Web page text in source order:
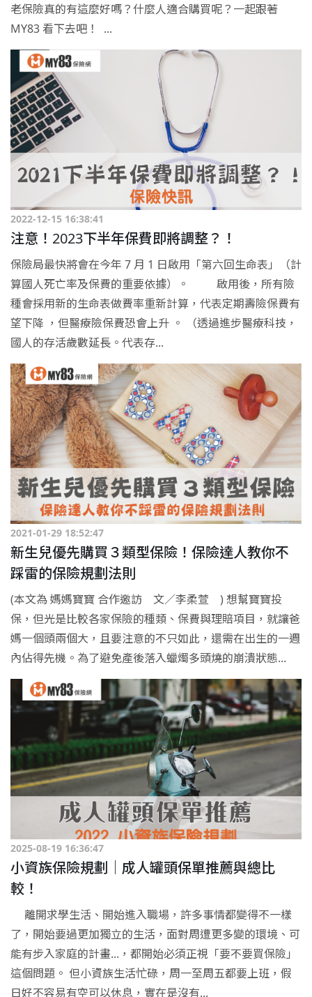
老保險真的有這麼好嗎？什麼人適合購買呢？一起跟著
MY83 看下去吧！ ...
2022-12-15 16:38:41
注意！2023下半年保費即將調整？！
保險局最快將會在今年 7 月 1 日啟用「第六回生命表」（計
算國人死亡率及保費的重要依據）。 啟用後，所有險
種會採用新的生命表做費率重新計算，代表定期壽險保費有
望下降 ，但醫療險保費恐會上升 。 （透過進步醫療科技，
國人的存活歲數延長。代表存...
2021-01-29 18:52:47
新生兒優先購買３類型保險！保險達人教你不
踩雷的保險規劃法則
(本文為 媽媽寶寶 合作邀訪 文／李柔萱 ) 想幫寶寶投
保，但光是比較各家保險的種類、保費與理賠項目，就讓爸
媽一個頭兩個大，且要注意的不只如此，還需在出生的一週
內佔得先機。為了避免產後落入蠟燭多頭燒的崩潰狀態...
2025-08-19 16:36:47
小資族保險規劃｜成人罐頭保單推薦與總比
較！
離開求學生活、開始進入職場，許多事情都變得不一樣
了，開始要過更加獨立的生活，面對周遭更多變的環境、可
能有步入家庭的計畫...，都開始必須正視「要不要買保險」
這個問題。 但小資族生活忙碌，周一至周五都要上班，假
日好不容易有空可以休息，實在是沒有...